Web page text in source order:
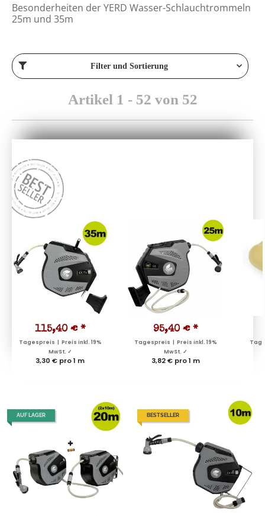
Besonderheiten der YERD Wasser-Schlauchtrommeln
25m und 35m
Filter und Sortierung
Artikel 1 - 52 von 52
115,40 € *
Tagespreis | Preis inkl. 19%
MwSt. ✓
3,30 € pro 1 m
95,40 € *
Tagespreis | Preis inkl. 19%
MwSt. ✓
3,82 € pro 1 m
AUF LAGER BESTSELLER